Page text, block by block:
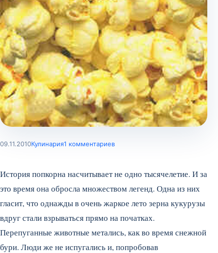
09.11.2010Кулинария1 комментариев
История попкорна насчитывает не одно тысячелетие. И за
это время она обросла множеством легенд. Одна из них
гласит, что однажды в очень жаркое лето зерна кукурузы
вдруг стали взрываться прямо на початках.
Перепуганные животные метались, как во время снежной
бури. Люди же не испугались и, попробовав